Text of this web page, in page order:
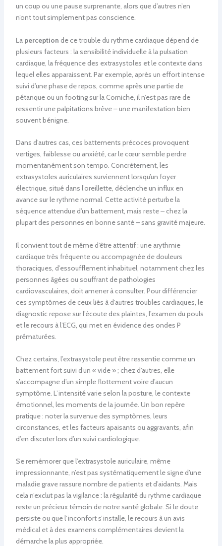
un coup ou une pause surprenante, alors que d’autres n’en
n’ont tout simplement pas conscience.
La perception de ce trouble du rythme cardiaque dépend de
plusieurs facteurs : la sensibilité individuelle à la pulsation
cardiaque, la fréquence des extrasystoles et le contexte dans
lequel elles apparaissent. Par exemple, après un effort intense
suivi d’une phase de repos, comme après une partie de
pétanque ou un footing sur la Corniche, il n’est pas rare de
ressentir une palpitations brève – une manifestation bien
souvent bénigne.
Dans d’autres cas, ces battements précoces provoquent
vertiges, faiblesse ou anxiété, car le cœur semble perdre
momentanément son tempo. Concrètement, les
extrasystoles auriculaires surviennent lorsqu’un foyer
électrique, situé dans l’oreillette, déclenche un influx en
avance sur le rythme normal. Cette activité perturbe la
séquence attendue d’un battement, mais reste – chez la
plupart des personnes en bonne santé – sans gravité majeure.
Il convient tout de même d’être attentif : une arythmie
cardiaque très fréquente ou accompagnée de douleurs
thoraciques, d’essoufflement inhabituel, notamment chez les
personnes âgées ou souffrant de pathologies
cardiovasculaires, doit amener à consulter. Pour différencier
ces symptômes de ceux liés à d’autres troubles cardiaques, le
diagnostic repose sur l’écoute des plaintes, l’examen du pouls
et le recours à l’ECG, qui met en évidence des ondes P
prématurées.
Chez certains, l’extrasystole peut être ressentie comme un
battement fort suivi d’un « vide » ; chez d’autres, elle
s’accompagne d’un simple flottement voire d’aucun
symptôme. L’intensité varie selon la posture, le contexte
émotionnel, les moments de la journée. Un bon repère
pratique : noter la survenue des symptômes, leurs
circonstances, et les facteurs apaisants ou aggravants, afin
d’en discuter lors d’un suivi cardiologique.
Se remémorer que l’extrasystole auriculaire, même
impressionnante, n’est pas systématiquement le signe d’une
maladie grave rassure nombre de patients et d’aidants. Mais
cela n’exclut pas la vigilance : la régularité du rythme cardiaque
reste un précieux témoin de notre santé globale. Si le doute
persiste ou que l’inconfort s’installe, le recours à un avis
médical et à des examens complémentaires devient la
démarche la plus appropriée.